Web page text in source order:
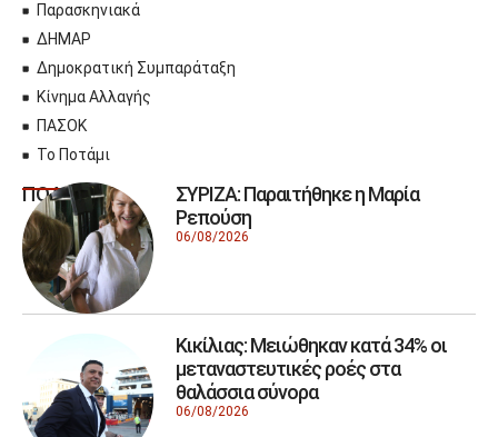
Παρασκηνιακά
ΔΗΜΑΡ
Δημοκρατική Συμπαράταξη
Κίνημα Αλλαγής
ΠΑΣΟΚ
Το Ποτάμι
ΠΟΛΙΤΙΚΗ
ΣΥΡΙΖΑ: Παραιτήθηκε η Μαρία
Ρεπούση
06/08/2026
Κικίλιας: Μειώθηκαν κατά 34% οι
μεταναστευτικές ροές στα
θαλάσσια σύνορα
06/08/2026